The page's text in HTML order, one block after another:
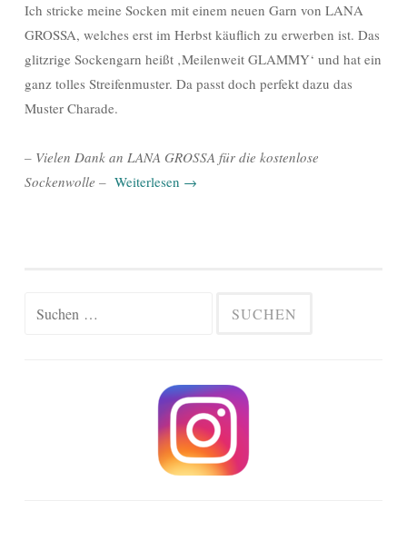
Ich stricke meine Socken mit einem neuen Garn von LANA
GROSSA, welches erst im Herbst käuflich zu erwerben ist. Das
glitzrige Sockengarn heißt ‚Meilenweit GLAMMY‘ und hat ein
ganz tolles Streifenmuster. Da passt doch perfekt dazu das
Muster Charade.
– Vielen Dank an LANA GROSSA für die kostenlose
Sockenwolle – Weiterlesen →
Suchen